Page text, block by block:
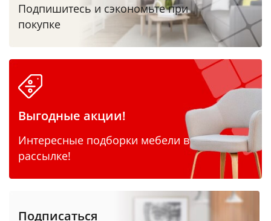
Подпишитесь и сэкономьте при
покупке
Выгодные акции!
Интересные подборки мебели в
рассылке!
Подписаться